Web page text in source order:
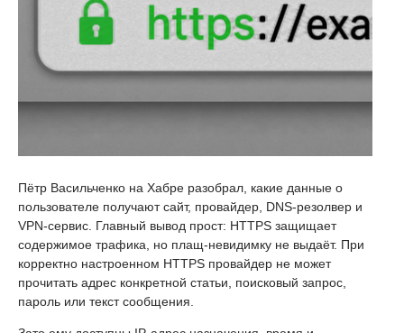
Пётр Васильченко на Хабре разобрал, какие данные о
пользователе получают сайт, провайдер, DNS-резолвер и
VPN-сервис. Главный вывод прост: HTTPS защищает
содержимое трафика, но плащ-невидимку не выдаёт. При
корректно настроенном HTTPS провайдер не может
прочитать адрес конкретной статьи, поисковый запрос,
пароль или текст сообщения.